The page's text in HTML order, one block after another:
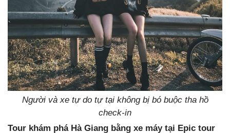
Người và xe tự do tự tại không bị bó buộc tha hồ
check-in
Tour khám phá Hà Giang bằng xe máy tại Epic tour